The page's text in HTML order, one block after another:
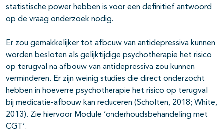
statistische power hebben is voor een definitief antwoord
op de vraag onderzoek nodig.
Er zou gemakkelijker tot afbouw van antidepressiva kunnen
worden besloten als gelijktijdige psychotherapie het risico
op terugval na afbouw van antidepressiva zou kunnen
verminderen. Er zijn weinig studies die direct onderzocht
hebben in hoeverre psychotherapie het risico op terugval
bij medicatie-afbouw kan reduceren (Scholten, 2018; White,
2013). Zie hiervoor Module ‘onderhoudsbehandeling met
CGT’.